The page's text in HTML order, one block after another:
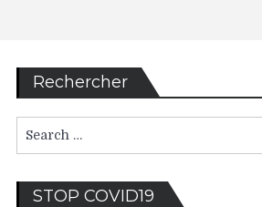
Rechercher
for:
STOP COVID19